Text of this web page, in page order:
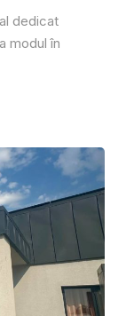
dedicat
modul în